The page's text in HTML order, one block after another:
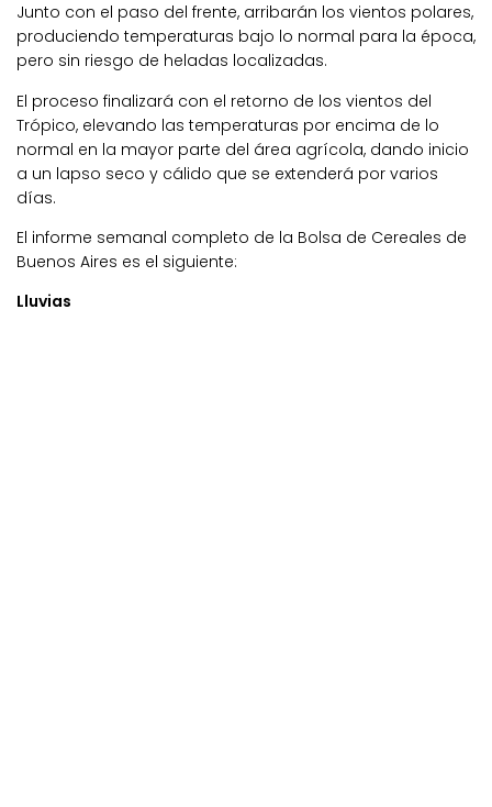
Junto con el paso del frente, arribarán los vientos polares,
produciendo temperaturas bajo lo normal para la época,
pero sin riesgo de heladas localizadas.
El proceso finalizará con el retorno de los vientos del
Trópico, elevando las temperaturas por encima de lo
normal en la mayor parte del área agrícola, dando inicio
a un lapso seco y cálido que se extenderá por varios
días.
El informe semanal completo de la Bolsa de Cereales de
Buenos Aires es el siguiente:
Lluvias